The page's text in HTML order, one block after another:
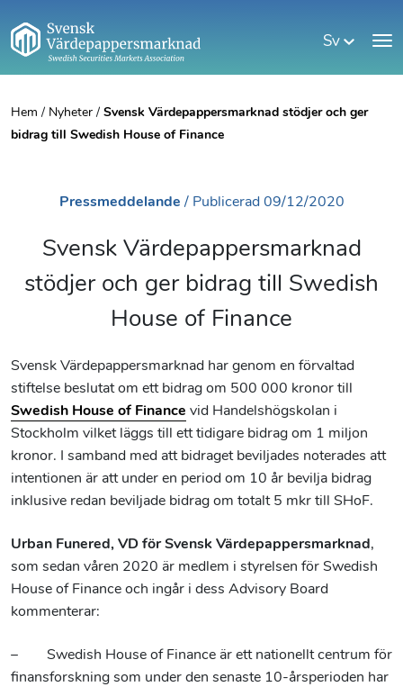
Sv
Hem / Nyheter / Svensk Värdepappersmarknad stödjer och ger
bidrag till Swedish House of Finance
Pressmeddelande / Publicerad 09/12/2020
Svensk Värdepappersmarknad
stödjer och ger bidrag till Swedish
House of Finance
Svensk Värdepappersmarknad har genom en förvaltad
stiftelse beslutat om ett bidrag om 500 000 kronor till
Swedish House of Finance vid Handelshögskolan i
Stockholm vilket läggs till ett tidigare bidrag om 1 miljon
kronor. I samband med att bidraget beviljades noterades att
intentionen är att under en period om 10 år bevilja bidrag
inklusive redan beviljade bidrag om totalt 5 mkr till SHoF.
Urban Funered, VD för Svensk Värdepappersmarknad,
som sedan våren 2020 är medlem i styrelsen för Swedish
House of Finance och ingår i dess Advisory Board
kommenterar:
– Swedish House of Finance är ett nationellt centrum för
finansforskning som under den senaste 10-årsperioden har